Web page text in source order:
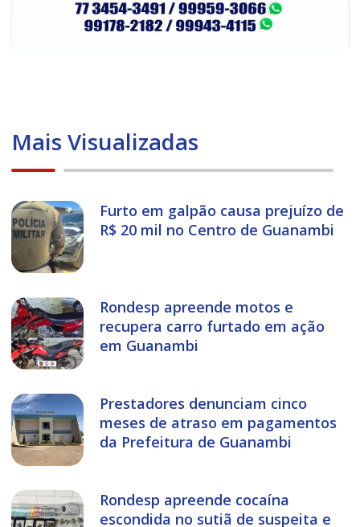
Mais Visualizadas
Furto em galpão causa prejuízo de
R$ 20 mil no Centro de Guanambi
Rondesp apreende motos e
recupera carro furtado em ação
em Guanambi
Prestadores denunciam cinco
meses de atraso em pagamentos
da Prefeitura de Guanambi
Rondesp apreende cocaína
escondida no sutiã de suspeita e